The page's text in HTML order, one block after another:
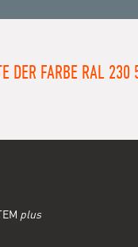
DER FARBE RAL 230
plus